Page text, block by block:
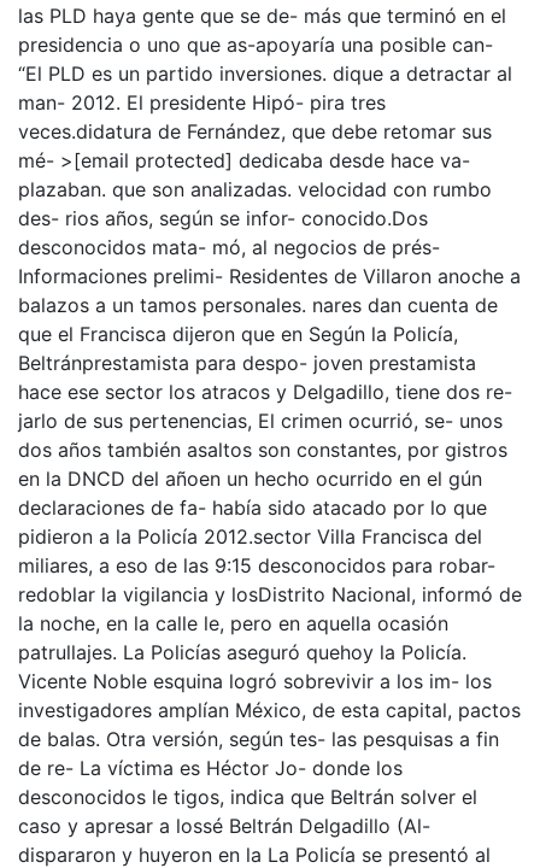
las PLD haya gente que se de- más que terminó en el
presidencia o uno que as-apoyaría una posible can-
“El PLD es un partido inversiones. dique a detractar al
man- 2012. El presidente Hipó- pira tres
veces.didatura de Fernández, que debe retomar sus
mé- >[email protected] dedicaba desde hace va-
plazaban. que son analizadas. velocidad con rumbo
des- rios años, según se infor- conocido.Dos
desconocidos mata- mó, al negocios de prés-
Informaciones prelimi- Residentes de Villaron anoche a
balazos a un tamos personales. nares dan cuenta de
que el Francisca dijeron que en Según la Policía,
Beltránprestamista para despo- joven prestamista
hace ese sector los atracos y Delgadillo, tiene dos re-
jarlo de sus pertenencias, El crimen ocurrió, se- unos
dos años también asaltos son constantes, por gistros
en la DNCD del añoen un hecho ocurrido en el gún
declaraciones de fa- había sido atacado por lo que
pidieron a la Policía 2012.sector Villa Francisca del
miliares, a eso de las 9:15 desconocidos para robar-
redoblar la vigilancia y losDistrito Nacional, informó de
la noche, en la calle le, pero en aquella ocasión
patrullajes. La Policías aseguró quehoy la Policía.
Vicente Noble esquina logró sobrevivir a los im- los
investigadores amplían México, de esta capital, pactos
de balas. Otra versión, según tes- las pesquisas a fin
de re- La víctima es Héctor Jo- donde los
desconocidos le tigos, indica que Beltrán solver el
caso y apresar a lossé Beltrán Delgadillo (Al-
dispararon y huyeron en la La Policía se presentó al